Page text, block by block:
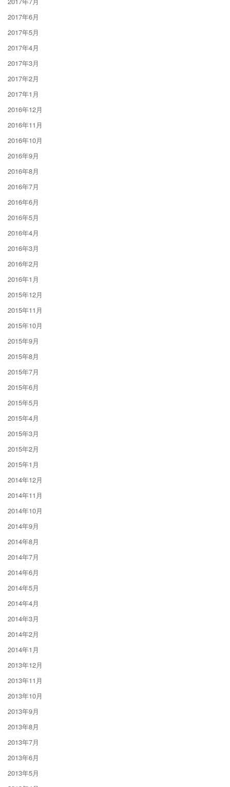
2017年6月
2017年5月
2017年4月
2017年3月
2017年2月
2017年1月
2016年12月
2016年11月
2016年10月
2016年9月
2016年8月
2016年7月
2016年6月
2016年5月
2016年4月
2016年3月
2016年2月
2016年1月
2015年12月
2015年11月
2015年10月
2015年9月
2015年8月
2015年7月
2015年6月
2015年5月
2015年4月
2015年3月
2015年2月
2015年1月
2014年12月
2014年11月
2014年10月
2014年9月
2014年8月
2014年7月
2014年6月
2014年5月
2014年4月
2014年3月
2014年2月
2014年1月
2013年12月
2013年11月
2013年10月
2013年9月
2013年8月
2013年7月
2013年6月
2013年5月